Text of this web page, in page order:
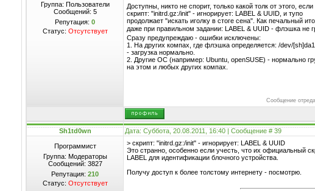
Группа: Пользователи
Сообщений: 5
Репутация: 0
Статус: Отсутствует
Доступны, никто не спорит, только какой толк от этого, если
скрипт: "initrd.gz:/init" - игнорирует: LABEL & UUID, и тупо
продолжает "искать иголку в стоге сена". Как печальный
даже при правильном задании: LABEL & UUID - флэшка не
Сразу предупреждаю - ошибки исключены:
1. На других компах, где флэшка определяется: /dev/[sh]da1
- загрузка нормально.
2. Другие ОС (например: Ubuntu, openSUSE) - нормально
на этом и любых других компах.
Сообщение
Sh1td0wn Дата: Суббота, 20.08.2011, 16:40 | Сообщение # 39
Программист
Группа: Модераторы
Сообщений: 3827
Репутация: 210
Статус: Отсутствует
> скрипт: "initrd.gz:/init" - игнорирует: LABEL & UUID
Это странно, особенно если учесть, что их официальный
LABEL для идентификации блочного устройства.
Получу доступ к более толстому интернету - посмотрю.